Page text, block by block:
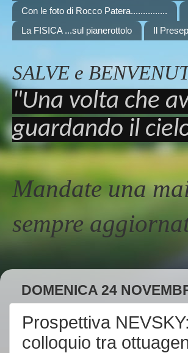
Con le foto di Rocco Patera...............
La FISICA ...sul pianerottolo
Il
SALVE e
"Una volta che
guardando il
Mandate una
sempre
DOMENICA 24
Prospettiva
colloquio tra